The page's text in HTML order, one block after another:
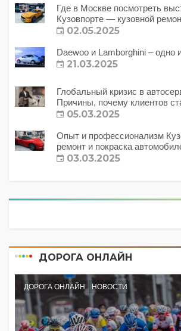
Где в Москве посмотреть
Кузовпорте — кузовной
02.05.2025
Daewoo и Lamborghini – одно
21.03.2025
Глобальный кризис в
Причины, почему клиентов
с этим делать?
05.03.2025
Опыт и профессионализм
ремонт и покраска
03.03.2025
ДОРОГА ОНЛАЙН
ДОРОГА ОНЛАЙН НОВОСТИ